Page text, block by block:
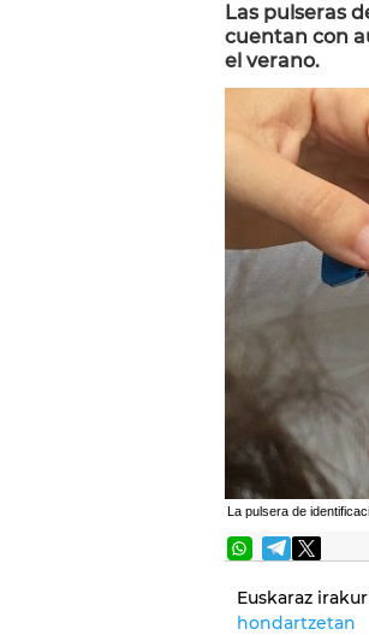
Las pulseras
cuentan con
el verano.
La pulsera de
Euskaraz
hondartzetan